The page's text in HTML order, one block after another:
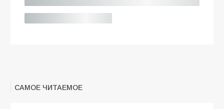
САМОЕ ЧИТАЕМОЕ